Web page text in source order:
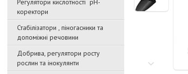
Регулятори кислотності pН-
коректори
Стабілізатори , піногасники та
допоміжні речовини
Добрива, регулятори росту
рослин та інокулянти